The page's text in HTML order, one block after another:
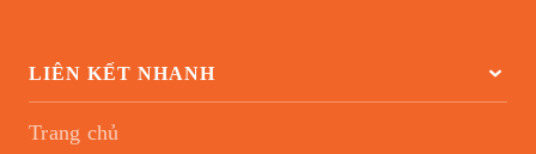
LIÊN KẾT NHANH
Trang chủ